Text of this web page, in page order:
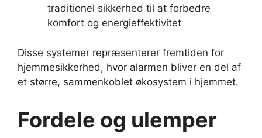
traditionel sikkerhed til at forbedre
komfort og energieffektivitet
Disse systemer repræsenterer fremtiden for
hjemmesikkerhed, hvor alarmen bliver en del af
et større, sammenkoblet økosystem i hjemmet.
Fordele og ulemper